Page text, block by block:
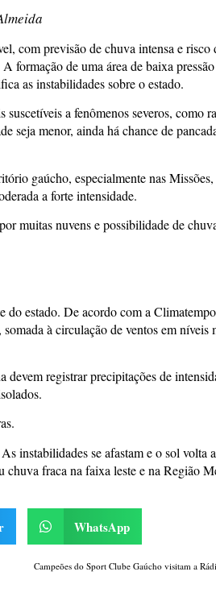
com previsão de chuva intensa e risco
formação de uma área de baixa
as instabilidades sobre o estado.
a fenômenos severos, como
seja menor, ainda há chance de
gaúcho, especialmente nas
a forte intensidade.
muitas nuvens e possibilidade de
estado. De acordo com a
à circulação de ventos em níveis
registrar precipitações de
instabilidades se afastam e o sol volta
chuva fraca na faixa leste e na Região
WhatsApp
Campeões do Sport Clube Gaúcho visitam a